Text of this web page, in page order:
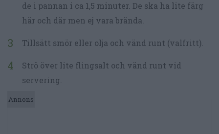
de i pannan i ca 1,5 minuter. De ska ha lite färg
här och där men ej vara brända.
Tillsätt smör eller olja och vänd runt (valfritt).
Strö över lite flingsalt och vänd runt vid
servering.